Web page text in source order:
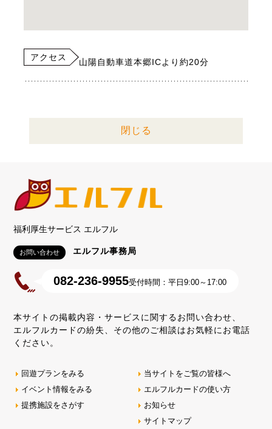
アクセス 山陽自動車道本郷ICより約20分
閉じる
福利厚生サービス エルフル
お問い合わせ エルフル事務局
082-236-9955受付時間：平日9:00～17:00
本サイトの掲載内容・サービスに関するお問い合わせ、
エルフルカードの紛失、その他のご相談はお気軽にお電話
ください。
回遊プランをみる
イベント情報をみる
提携施設をさがす
当サイトをご覧の皆様へ
エルフルカードの使い方
お知らせ
サイトマップ